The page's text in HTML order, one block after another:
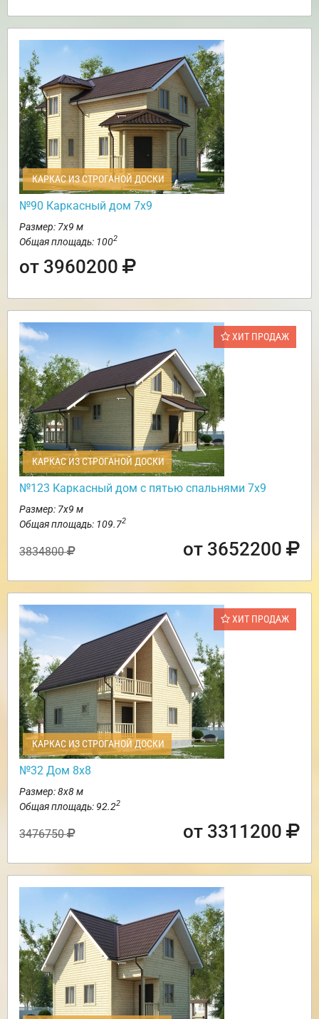
КАРКАС ИЗ СТРОГАНОЙ ДОСКИ
№90 Каркасный дом 7х9
Размер: 7х9 м
Общая площадь: 1002
от 3960200
ХИТ ПРОДАЖ
КАРКАС ИЗ СТРОГАНОЙ ДОСКИ
№123 Каркасный дом с пятью спальнями 7х9
Размер: 7х9 м
Общая площадь: 109.72
3834800 от 3652200
ХИТ ПРОДАЖ
КАРКАС ИЗ СТРОГАНОЙ ДОСКИ
№32 Дом 8х8
Размер: 8х8 м
Общая площадь: 92.22
3476750 от 3311200